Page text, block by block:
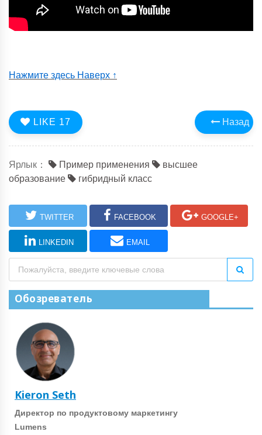
Нажмите здесь Наверх ↑
Назад
LIKE 17
Ярлык： Пример применения
высшее
образование
гибридный класс
TWITTER FACEBOOK GOOGLE+
LINKEDIN EMAIL
Обозреватель
Kieron Seth
Директор по продуктовому маркетингу
Lumens